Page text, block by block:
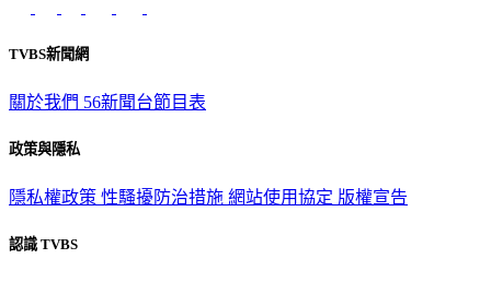
TVBS新聞網
關於我們 56新聞台節目表
政策與隱私
隱私權政策 性騷擾防治措施 網站使用協定 版權宣告
認識 TVBS